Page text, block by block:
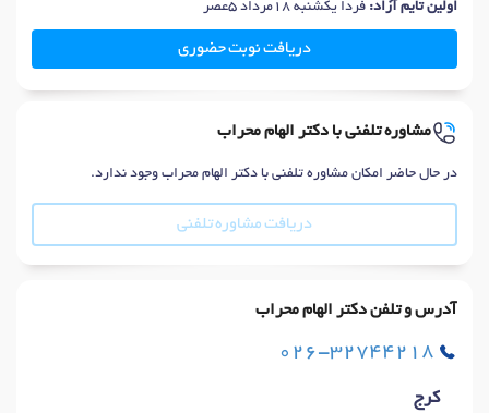
اولین تایم آزاد: فردا یکشنبه 18مرداد 5عصر
دریافت نوبت حضوری
مشاوره تلفنی با دکتر الهام محراب
در حال حاضر امکان مشاوره تلفنی با دکتر الهام محراب وجود ندارد.
دریافت مشاوره تلفنی
آدرس و تلفن دکتر الهام محراب
026-32744218
کرج